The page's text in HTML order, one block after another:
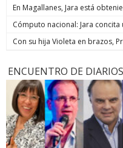
En Magallanes, Jara está
Cómputo nacional: Jara concita
Con su hija Violeta en brazos,
ENCUENTRO DE